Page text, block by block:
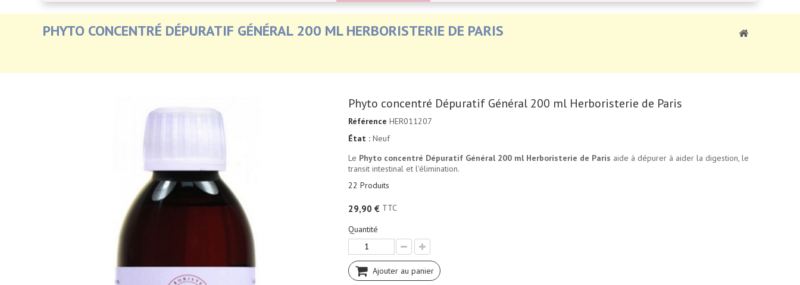
PHYTO CONCENTRÉ DÉPURATIF GÉNÉRAL 200 ML HERBORISTERIE DE PARIS
Phyto concentré Dépuratif Général 200 ml Herboristerie de Paris
Référence HER011207
État : Neuf
Le Phyto concentré Dépuratif Général 200 ml Herboristerie de Paris aide à dépurer à aider la digestion, le
transit intestinal et l'élimination.
22 Produits
29,90 € TTC
Quantité
Ajouter au panier